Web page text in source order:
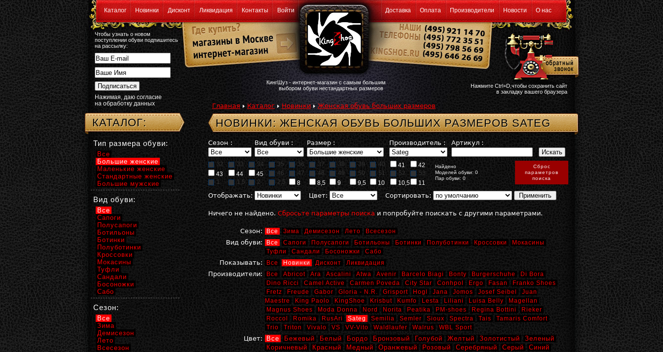
Каталог Новинки Дисконт Ликвидация Контакты Войти Доставка Оплата Производители Новости О нас
Чтобы узнать о новом
поступлении обуви подпишитесь
на рассылку:
Нажимая, даю согласие
на обработку данных
КингШуз - интернет-магазин с самым большим
выбором обуви нестандартных размеров
Нажмите Ctrl+D,чтобы сохранить сайт
в закладку вашего браузера
Главная Каталог Новинки Женская обувь больших размеров
НОВИНКИ: ЖЕНСКАЯ ОБУВЬ БОЛЬШИХ РАЗМЕРОВ SATEG
Сезон : Вид обуви : Размер : Производитель : Артикул :
32 33 34 35 36 37 38 39 40 41
42
43
44 45 46 47 48 49 50 51 52
53
1
1,5 2 2,5 8 8,5 9 9,5 10 10,5 11
Найдено
Моделей обуви: 0
Пар обуви: 0
Сброс
параметров
поиска
Отображать: Цвет: Сортировать:
Ничего не найдено. Сбросьте параметры поиска и попробуйте поискать с другими параметрами.
Сезон: Все Зима Демисезон Лето Всесезон
Вид обуви: Все Сапоги Полусапоги Ботильоны Ботинки Полуботинки Кроссовки
Мокасины
Туфли
Сандали Босоножки Сабо
Показывать: Все Новинки Дисконт Ликвидация
Производители: Все Abricot Ara Ascalini Atwa Avenir Barcelo Biagi Bonty Burgerschuhe
Di Bora
Dino Ricci
Camel Active Carmen Poveda City Star Conhpol Ergo Fasan
Franko Shoes
Fretz
Freude Gabor Gloria - N.R. Grisport Hogl Jana Jomos Josef Seibel
Juan
Maestre
King Paolo KingShoe Krisbut Kumfo Lesta Liliani Luisa Belly
Magellan
Magnus Shoes
Moda Donna Nord Norita Peatika PM-shoes Regina Bottini
Rieker
Roccol
Romika RusAri Sateg Semilia Semler Sioux Spectra Tais
Tamaris Comfort
Trio
Triton Vivalo VS VV-Vito Waldlaufer Walrus WBL Sport
Цвет: Все Бежевый Белый Бордо Бронзовый Голубой Желтый Золотистый
Зеленый
Коричневый
Красный Медный Оранжевый Розовый Серебряный Серый
Синий
КАТАЛОГ:
Тип размера обуви:
Все
Большие женские
Маленькие женские
Стандартные женские
Большие мужские
Вид обуви:
Все
Сапоги
Полусапоги
Ботильоны
Ботинки
Полуботинки
Кроссовки
Мокасины
Туфли
Сандали
Босоножки
Сабо
Сезон:
Все
Зима
Демисезон
Лето
Всесезон